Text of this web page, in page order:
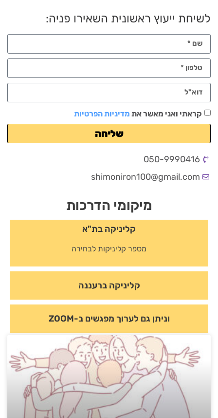
לשיחת ייעוץ ראשונית השאירו פניה:
קראתי ואני מאשר את מדיניות הפרטיות
שליחה
050-9990416
shimoniron100@gmail.com
מיקומי הדרכות
קליניקה בת"א
מספר קליניקות לבחירה
קליניקה ברעננה
וניתן גם לערוך מפגשים ב-ZOOM